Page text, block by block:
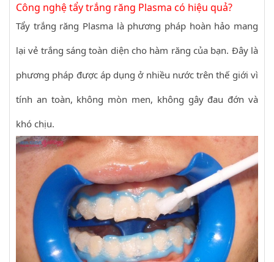
Công nghệ tẩy trắng răng Plasma có hiệu quả?
Tẩy trắng răng Plasma là phương pháp hoàn hảo mang
lại vẻ trắng sáng toàn diện cho hàm răng của bạn. Đây là
phương pháp được áp dụng ở nhiều nước trên thế giới vì
tính an toàn, không mòn men, không gây đau đớn và
khó chịu.